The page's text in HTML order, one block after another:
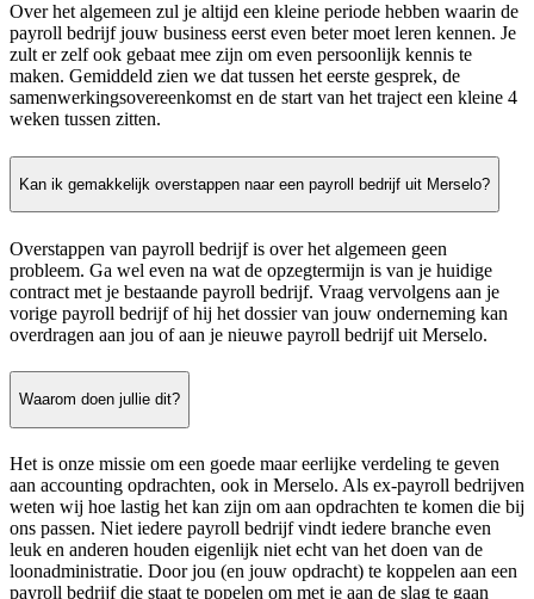
Over het algemeen zul je altijd een kleine periode hebben waarin de
payroll bedrijf jouw business eerst even beter moet leren kennen. Je
zult er zelf ook gebaat mee zijn om even persoonlijk kennis te
maken. Gemiddeld zien we dat tussen het eerste gesprek, de
samenwerkingsovereenkomst en de start van het traject een kleine 4
weken tussen zitten.
Kan ik gemakkelijk overstappen naar een payroll bedrijf uit Merselo?
Overstappen van payroll bedrijf is over het algemeen geen
probleem. Ga wel even na wat de opzegtermijn is van je huidige
contract met je bestaande payroll bedrijf. Vraag vervolgens aan je
vorige payroll bedrijf of hij het dossier van jouw onderneming kan
overdragen aan jou of aan je nieuwe payroll bedrijf uit Merselo.
Waarom doen jullie dit?
Het is onze missie om een goede maar eerlijke verdeling te geven
aan accounting opdrachten, ook in Merselo. Als ex-payroll bedrijven
weten wij hoe lastig het kan zijn om aan opdrachten te komen die bij
ons passen. Niet iedere payroll bedrijf vindt iedere branche even
leuk en anderen houden eigenlijk niet echt van het doen van de
loonadministratie. Door jou (en jouw opdracht) te koppelen aan een
payroll bedrijf die staat te popelen om met je aan de slag te gaan